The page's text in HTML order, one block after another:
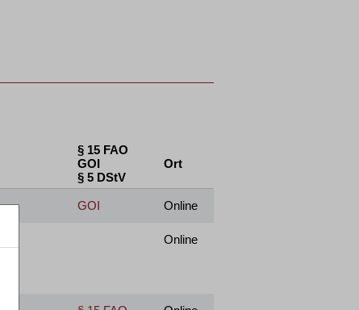
§ 15 FAO
GOI
§ 5 DStV
Ort
GOI Online
Online